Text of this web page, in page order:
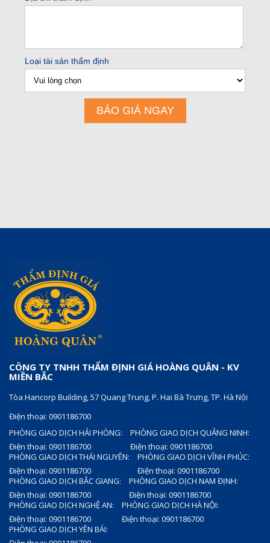
CÔNG TY TNHH THẨM ĐỊNH GIÁ HOÀNG QUÂN - KV
MIỀN BẮC
Tòa Hancorp Building, 57 Quang Trung, P. Hai Bà Trưng, TP. Hà Nội
Điện thoại: 0901186700
PHÒNG GIAO DỊCH HẢI PHÒNG:
Điện thoại: 0901186700
PHÒNG GIAO DỊCH QUẢNG NINH:
Điện thoại: 0901186700
PHÒNG GIAO DỊCH THÁI NGUYÊN:
Điện thoại: 0901186700
PHÒNG GIAO DỊCH VĨNH PHÚC:
Điện thoại: 0901186700
PHÒNG GIAO DỊCH BẮC GIANG:
Điện thoại: 0901186700
PHÒNG GIAO DỊCH NAM ĐỊNH:
Điện thoại: 0901186700
PHÒNG GIAO DỊCH NGHỆ AN:
Điện thoại: 0901186700
PHÒNG GIAO DỊCH HÀ NỘI:
Điện thoại: 0901186700
PHÒNG GIAO DỊCH YÊN BÁI: